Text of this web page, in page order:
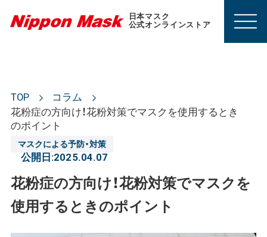
日本マスク
公式オンラインストア
TOP
コラム
花粉症の方向け！花粉対策でマスクを使用するとき
のポイント
マスクによる予防・対策
公開日:2025.04.07
花粉症の方向け！花粉対策でマスクを
使用するときのポイント